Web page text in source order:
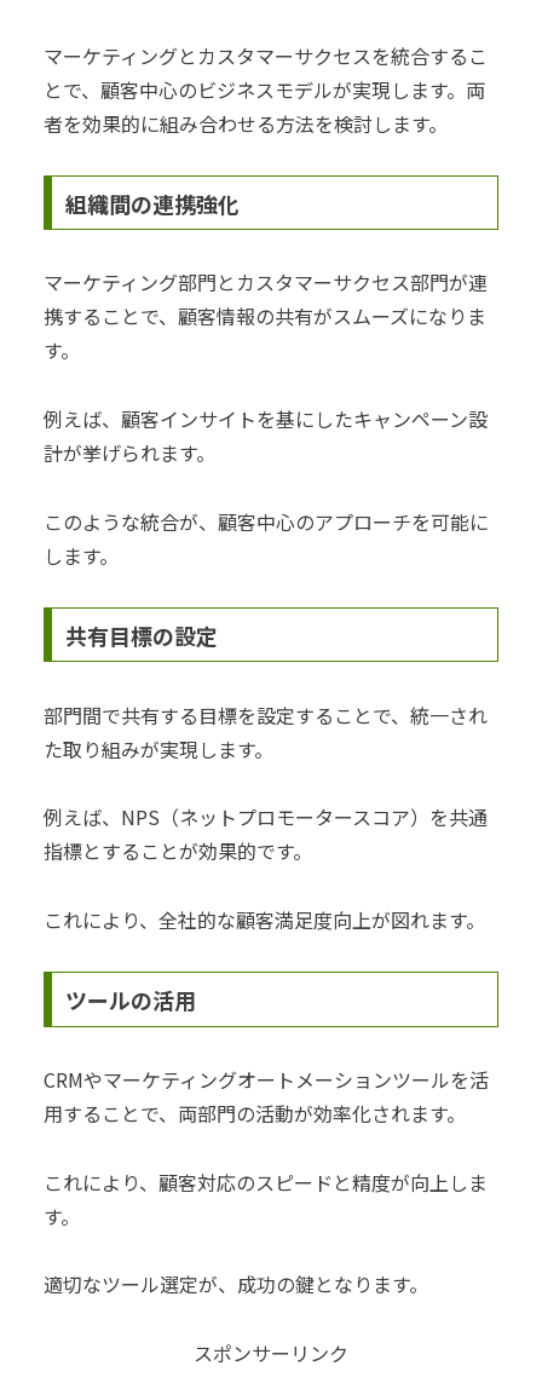
マーケティングとカスタマーサクセスを統合するこ
とで、顧客中心のビジネスモデルが実現します。両
者を効果的に組み合わせる方法を検討します。
組織間の連携強化
マーケティング部門とカスタマーサクセス部門が連
携することで、顧客情報の共有がスムーズになりま
す。
例えば、顧客インサイトを基にしたキャンペーン設
計が挙げられます。
このような統合が、顧客中心のアプローチを可能に
します。
共有目標の設定
部門間で共有する目標を設定することで、統一され
た取り組みが実現します。
例えば、NPS（ネットプロモータースコア）を共通
指標とすることが効果的です。
これにより、全社的な顧客満足度向上が図れます。
ツールの活用
CRMやマーケティングオートメーションツールを活
用することで、両部門の活動が効率化されます。
これにより、顧客対応のスピードと精度が向上しま
す。
適切なツール選定が、成功の鍵となります。
スポンサーリンク